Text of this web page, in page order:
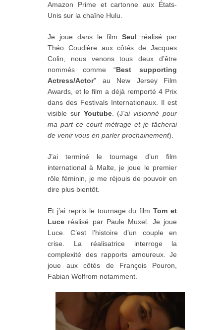
Amazon Prime et cartonne aux États-
Unis sur la chaîne Hulu.
Je joue dans le filmSeul réalisé par
Théo Coudière aux côtés de Jacques
Colin, nous venons tous deux d’être
nommés comme “Best supporting
Actress/Actor” au New Jersey Film
Awards, et le film a déjà remporté 4 Prix
dans des Festivals Internationaux. Il est
visible sur Youtube. (J'ai visionné pour
ma part ce court métrage et je tâcherai
de venir vous en parler prochainement).
J’ai terminé le tournage d’un film
international à Malte, je joue le premier
rôle féminin, je me réjouis de pouvoir en
dire plus bientôt.
Et j’ai repris le tournage du filmTom et
Luce réalisé par Paule Muxel. Je joue
Luce. C’est l’histoire d’un couple en
crise. La réalisatrice interroge la
complexité des rapports amoureux. Je
joue aux côtés de François Pouron,
Fabian Wolfrom notamment.